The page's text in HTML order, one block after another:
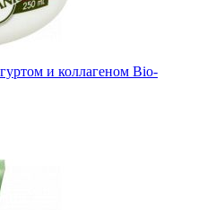
и коллагеном Bio-